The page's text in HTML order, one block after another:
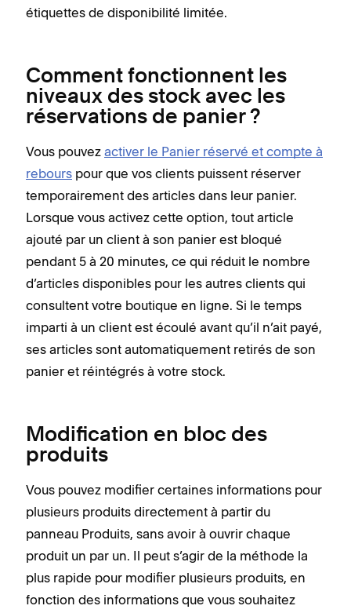
étiquettes de disponibilité limitée.
Comment fonctionnent les
niveaux des stock avec les
réservations de panier ?
Vous pouvez activer le Panier réservé et compte à
rebours pour que vos clients puissent réserver
temporairement des articles dans leur panier.
Lorsque vous activez cette option, tout article
ajouté par un client à son panier est bloqué
pendant 5 à 20 minutes, ce qui réduit le nombre
d’articles disponibles pour les autres clients qui
consultent votre boutique en ligne. Si le temps
imparti à un client est écoulé avant qu’il n’ait payé,
ses articles sont automatiquement retirés de son
panier et réintégrés à votre stock.
Modification en bloc des
produits
Vous pouvez modifier certaines informations pour
plusieurs produits directement à partir du
panneau Produits, sans avoir à ouvrir chaque
produit un par un. Il peut s’agir de la méthode la
plus rapide pour modifier plusieurs produits, en
fonction des informations que vous souhaitez